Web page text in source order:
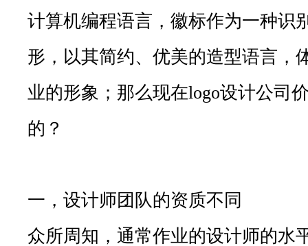
计算机编程语言，徽标作为一种识
形，以其简约、优美的造型语言，
业的形象；那么现在logo设计公司
的？
一，设计师团队的资质不同
众所周知，通常作业的设计师的水